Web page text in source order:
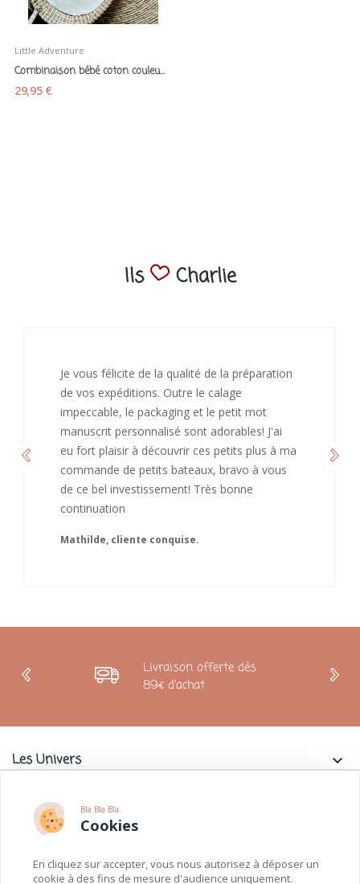
Bla Bla Bla..
Cookies
En cliquez sur accepter, vous nous autorisez à déposer un
cookie à des fins de mesure d'audience uniquement.
Little Adventure
Combinaison bébé coton couleur sable - Little...
29,95 €
Ils Charlie
Je vous félicite de la qualité de la préparation
de vos expéditions. Outre le calage
impeccable, le packaging et le petit mot
manuscrit personnalisé sont adorables! J'ai
eu fort plaisir à découvrir ces petits plus à ma
commande de petits bateaux, bravo à vous
de ce bel investissement! Très bonne
continuation
Mathilde, cliente conquise.
Livraison offerte dès
89€ d'achat
Les Univers
keyboard_arrow_down
Charlie & La Petite Souris
Informations
Paiements